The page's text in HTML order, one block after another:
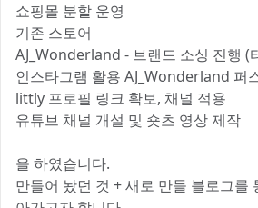
쇼핑몰 분할 운영
기존 스토어
AJ_Wonderland - 브랜드 소싱 진행 (
인스타그램 활용 AJ_Wonderland 퍼
littly 프로필 링크 확보, 채널 적용
유튜브 채널 개설 및 숏츠 영상 제작
을 하였습니다.
만들어 놨던 것 + 새로 만들 블로그를